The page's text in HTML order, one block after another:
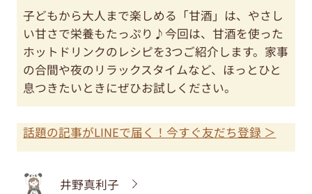
子どもから大人まで楽しめる「甘酒」は、やさし
い甘さで栄養もたっぷり♪今回は、甘酒を使った
ホットドリンクのレシピを3つご紹介します。家事
の合間や夜のリラックスタイムなど、ほっとひと
息つきたいときにぜひお試しください。
話題の記事がLINEで届く！今すぐ友だち登録 ＞
井野真利子